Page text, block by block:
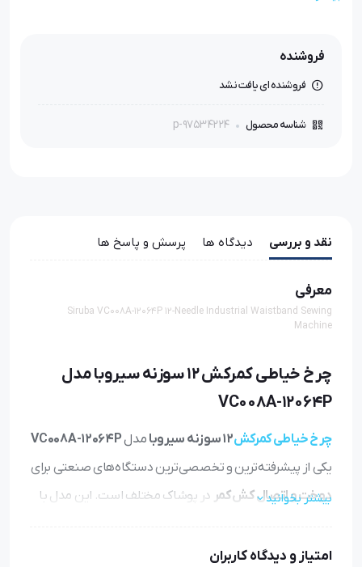
دوخت یکپارچه کش + سرعت و دوام بالا
فروشنده
فروشنده ای یافت نشد
شناسه محصول p-97534224
نقد و بررسی دیدگاه ها پرسش و پاسخ ها
معرفی
Siruba VC008A-12064P 12-Needle Industrial Waistband Sewing
Machine
چرخ خیاطی کمرکش 12 سوزنه سیروبا مدل
VC008A-12064P
چرخ خیاطی کمرکش12 سوزنه سیروبا مدلVC008A-12064P
یکی از پیشرفته‌ترین و تخصصی‌ترین دستگاه‌های صنعتی برای
دوخت و اتصال کش کمر در پوشاک مختلف است. این مدل با
یکنواخت، مقاوم و استاندارد را روی کش و پارچه فراهم می‌کند
بیشتر بخوانید
امتیاز و دیدگاه کاربران